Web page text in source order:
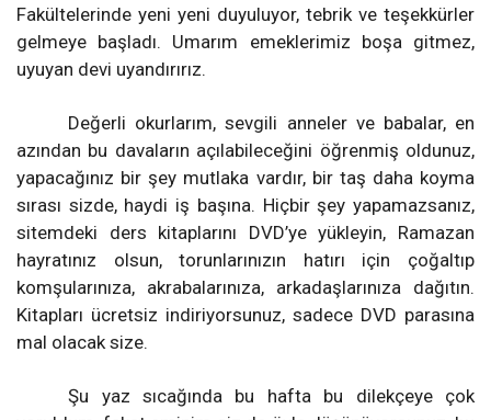
Fakültelerinde yeni yeni duyuluyor, tebrik ve teşekkürler
gelmeye başladı. Umarım emeklerimiz boşa gitmez,
uyuyan devi uyandırırız.
Değerli okurlarım, sevgili anneler ve babalar, en
azından bu davaların açılabileceğini öğrenmiş oldunuz,
yapacağınız bir şey mutlaka vardır, bir taş daha koyma
sırası sizde, haydi iş başına. Hiçbir şey yapamazsanız,
sitemdeki ders kitaplarını DVD’ye yükleyin, Ramazan
hayratınız olsun, torunlarınızın hatırı için çoğaltıp
komşularınıza, akrabalarınıza, arkadaşlarınıza dağıtın.
Kitapları ücretsiz indiriyorsunuz, sadece DVD parasına
mal olacak size.
Şu yaz sıcağında bu hafta bu dilekçeye çok